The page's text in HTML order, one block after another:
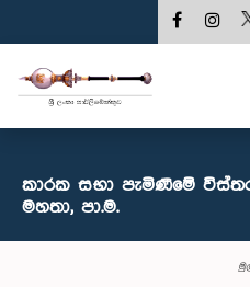
කාරක සභා පැමිණීමේ
මහතා, පා.ම.